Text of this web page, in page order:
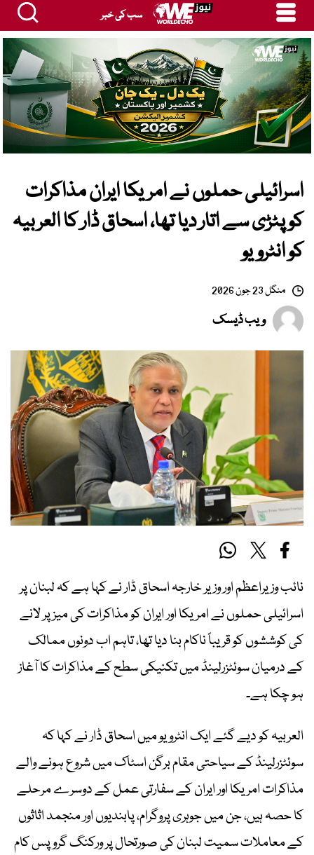
سب کی خبر
اسرائیلی حملوں نے امریکا ایران مذاکرات
کو پٹڑی سے اتار دیا تھا، اسحاق ڈار کا العربیہ
کو انٹرویو
منگل 23 جون 2026
ویب ڈیسک
نائب وزیراعظم اور وزیر خارجہ اسحاق ڈار نے کہا ہے کہ لبنان پر
اسرائیلی حملوں نے امریکا اور ایران کو مذاکرات کی میز پر لانے
کی کوششوں کو قریباً ناکام بنا دیا تھا، تاہم اب دونوں ممالک
کے درمیان سوئٹزرلینڈ میں تکنیکی سطح کے مذاکرات کا آغاز
ہو چکا ہے۔
العربیہ کو دیے گئے ایک انٹرویو میں اسحاق ڈار نے کہا کہ
سوئٹزرلینڈ کے سیاحتی مقام برگن اسٹاک میں شروع ہونے والے
مذاکرات امریکا اور ایران کے سفارتی عمل کے دوسرے مرحلے
کا حصہ ہیں، جن میں جوہری پروگرام، پابندیوں اور منجمد اثاثوں
کے معاملات سمیت لبنان کی صورتحال پر ورکنگ گروپس کام